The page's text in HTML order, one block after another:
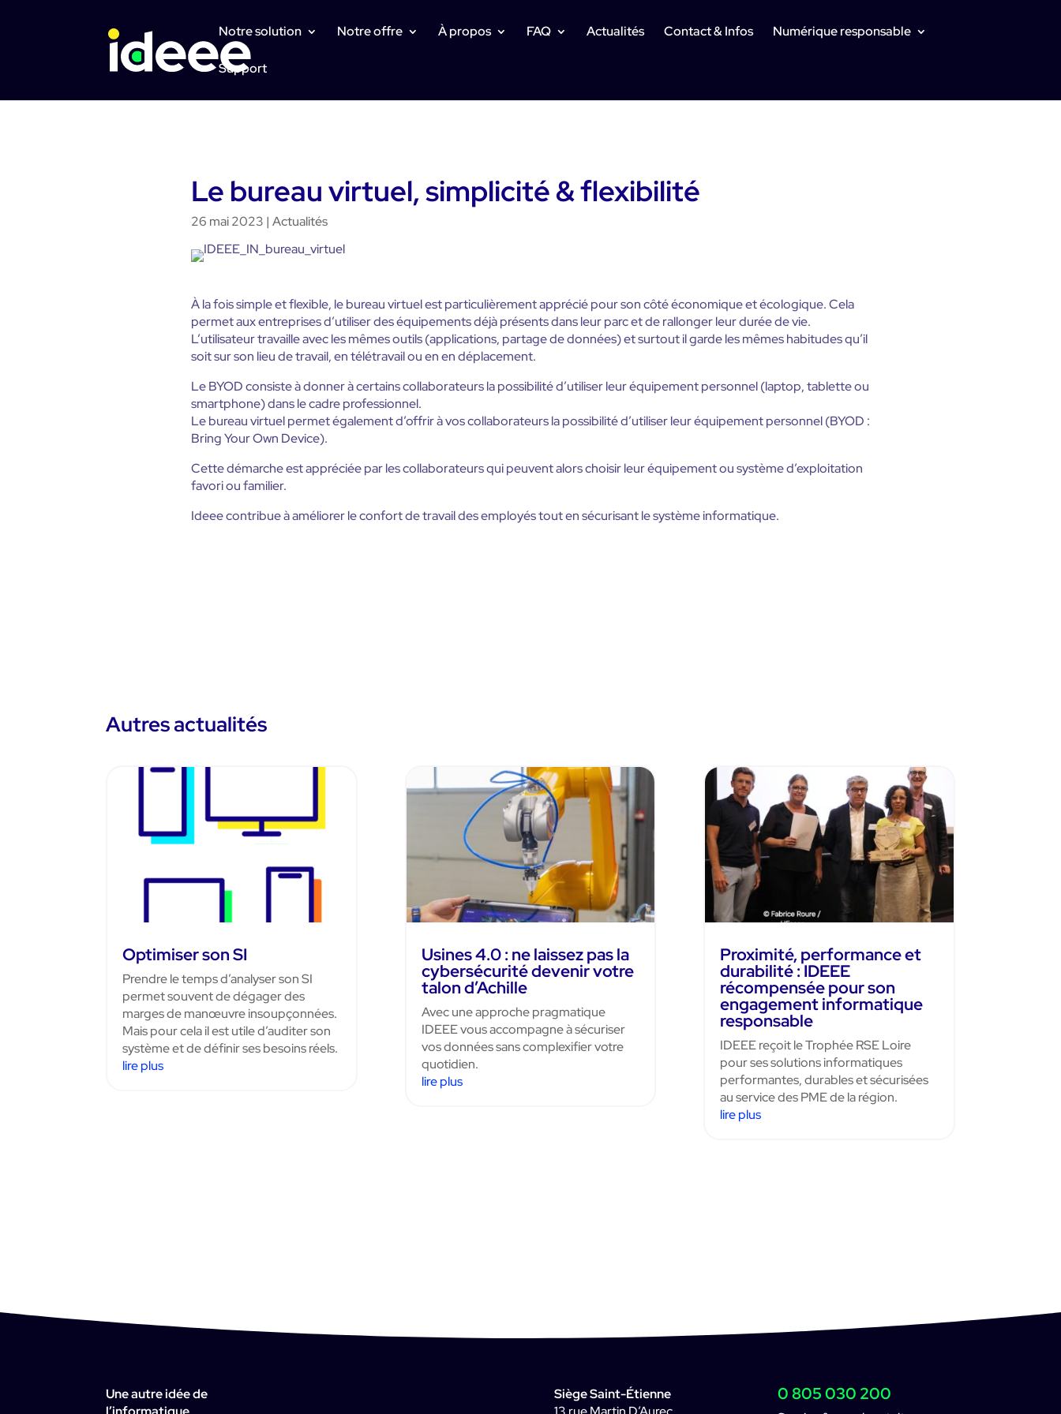
Notre solution Notre offre À propos FAQ Actualités Contact & Infos Numérique responsable
Support
Le bureau virtuel, simplicité & flexibilité
26 mai 2023 | Actualités
À la fois simple et flexible, le bureau virtuel est particulièrement apprécié pour son côté économique et écologique. Cela
permet aux entreprises d’utiliser des équipements déjà présents dans leur parc et de rallonger leur durée de vie.
L’utilisateur travaille avec les mêmes outils (applications, partage de données) et surtout il garde les mêmes habitudes qu’il
soit sur son lieu de travail, en télétravail ou en en déplacement.
Le BYOD consiste à donner à certains collaborateurs la possibilité d’utiliser leur équipement personnel (laptop, tablette ou
smartphone) dans le cadre professionnel.
Le bureau virtuel permet également d’offrir à vos collaborateurs la possibilité d’utiliser leur équipement personnel (BYOD :
Bring Your Own Device).
Cette démarche est appréciée par les collaborateurs qui peuvent alors choisir leur équipement ou système d’exploitation
favori ou familier.
Ideee contribue à améliorer le confort de travail des employés tout en sécurisant le système informatique.
Autres actualités
Optimiser son SI
Prendre le temps d’analyser son SI
permet souvent de dégager des
marges de manœuvre insoupçonnées.
Mais pour cela il est utile d’auditer son
système et de définir ses besoins réels.
lire plus
Usines 4.0 : ne laissez pas la
cybersécurité devenir votre
talon d’Achille
Avec une approche pragmatique
IDEEE vous accompagne à sécuriser
vos données sans complexifier votre
quotidien.
lire plus
Proximité, performance et
durabilité : IDEEE
récompensée pour son
engagement informatique
responsable
IDEEE reçoit le Trophée RSE Loire
pour ses solutions informatiques
performantes, durables et sécurisées
au service des PME de la région.
lire plus
Une autre idée de
Siège Saint-Étienne
0 805 030 200